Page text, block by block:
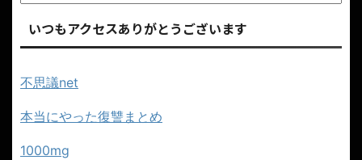
いつもアクセスありがとうございます
不思議net
本当にやった復讐まとめ
1000mg